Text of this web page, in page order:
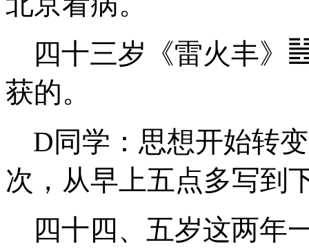
四十三岁《雷火丰》
获的。
D同学：思想开始转
次，从早上五点多写到
四十四、五岁这两年